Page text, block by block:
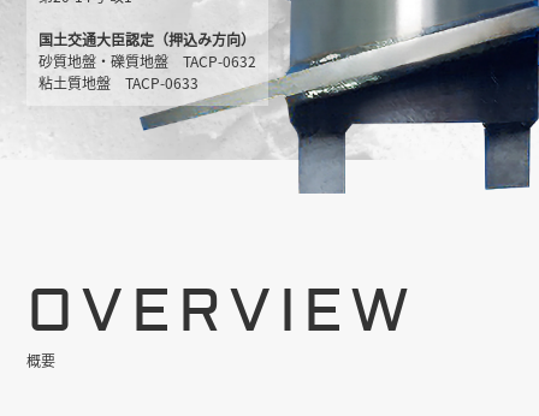
国土交通大臣認定（押込み方向）
砂質地盤・礫質地盤 TACP-0632
粘土質地盤 TACP-0633
OVERVIEW
概要